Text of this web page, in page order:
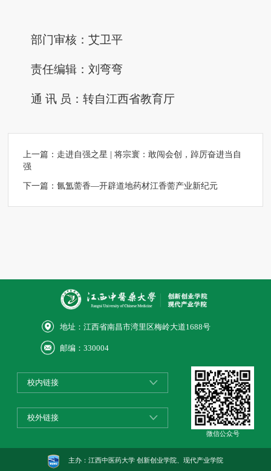
部门审核：艾卫平
责任编辑：刘弯弯
通 讯 员：转自江西省教育厅
上一篇： 走进自强之星 | 将宗寰：敢闯会创，踔厉奋进当自
强
下一篇：氤氲薷香—开辟道地药材江香薷产业新纪元
地址：江西省南昌市湾里区梅岭大道1688号
邮编：330004
校内链接
校外链接
微信公众号
主办：江西中医药大学 创新创业学院、现代产业学院